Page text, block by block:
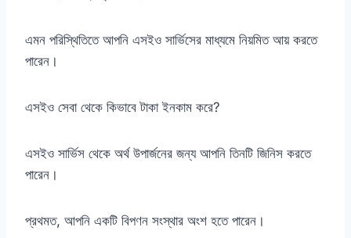
এমন পরিস্থিতিতে আপনি এসইও সার্ভিসের মাধ্যমে নিয়মিত আয় করতে
পারেন।
এসইও সেবা থেকে কিভাবে টাকা ইনকাম করে?
এসইও সার্ভিস থেকে অর্থ উপার্জনের জন্য আপনি তিনটি জিনিস করতে
পারেন।
প্রথমত, আপনি একটি বিপণন সংস্থার অংশ হতে পারেন।